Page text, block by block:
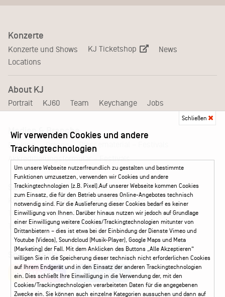
Konzerte
Konzerte und Shows KJ Ticketshop
News
Locations
About KJ
Portrait KJ60 Team Keychange Jobs
Medien & Branche
Booking Presse
Pressematerial – Festivals
Akkreditierungsformular – Festivals
Service
Kontakt Leichte Sprache
FAQ / Hilfe
Ticketshop Hamburg
Gutscheine
Callback-Service
Ticketservice 040 - 413 22 60
Social Media
Instagram Facebook
Schließen
Wir verwenden Cookies und andere
Trackingtechnologien
Um unsere Webseite nutzerfreundlich zu gestalten und bestimmte
Funktionen umzusetzen, verwenden wir Cookies und andere
Trackingtechnologien (z.B. Pixel).Auf unserer Webseite kommen Cookies
zum Einsatz, die für den Betrieb unseres Online-Angebotes technisch
notwendig sind. Für die Auslieferung dieser Cookies bedarf es keiner
Einwilligung von Ihnen. Darüber hinaus nutzen wir jedoch auf Grundlage
einer Einwilligung weitere Cookies/Trackingtechnologien mitunter von
Drittanbietern – dies ist etwa bei der Einbindung der Dienste Vimeo und
Youtube (Videos), Soundcloud (Musik-Player), Google Maps und Meta
(Marketing) der Fall. Mit dem Anklicken des Buttons „Alle Akzeptieren“
willigen Sie in die Speicherung dieser technisch nicht erforderlichen Cookies
auf Ihrem Endgerät und in den Einsatz der anderen Trackingtechnologien
ein. Dies schließt Ihre Einwilligung in die Verwendung der, mit den
Cookies/Trackingtechnologien verarbeiteten Daten für die angegebenen
Zwecke ein. Sie können auch einzelne Kategorien aussuchen und dann auf